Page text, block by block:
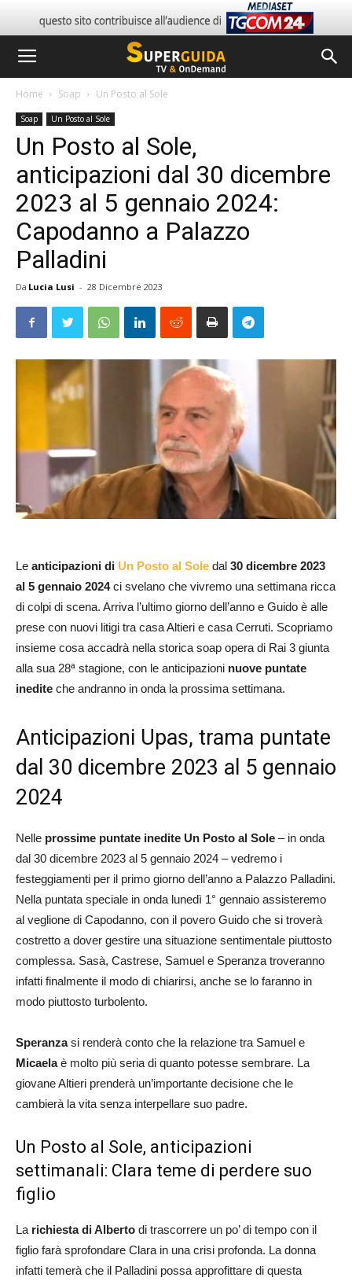
Home Soap Un Posto al Sole
Soap Un Posto al Sole
Un Posto al Sole,
anticipazioni dal 30 dicembre
2023 al 5 gennaio 2024:
Capodanno a Palazzo
Palladini
Da Lucia Lusi - 28 Dicembre 2023
Le anticipazioni di Un Posto al Sole dal 30 dicembre 2023
al 5 gennaio 2024ci svelano che vivremo una settimana ricca
di colpi di scena. Arriva l’ultimo giorno dell’anno e Guido è alle
prese con nuovi litigi tra casa Altieri e casa Cerruti. Scopriamo
insieme cosa accadrà nella storica soap opera di Rai 3 giunta
alla sua 28ª stagione, con le anticipazioni nuove puntate
inedite che andranno in onda la prossima settimana.
Anticipazioni Upas, trama puntate
dal 30 dicembre 2023 al 5 gennaio
2024
Nelle prossime puntate inedite Un Posto al Sole – in onda
dal 30 dicembre 2023 al 5 gennaio 2024 – vedremo i
festeggiamenti per il primo giorno dell’anno a Palazzo Palladini.
Nella puntata speciale in onda lunedì 1° gennaio assisteremo
al veglione di Capodanno, con il povero Guido che si troverà
costretto a dover gestire una situazione sentimentale piuttosto
complessa. Sasà, Castrese, Samuel e Speranza troveranno
infatti finalmente il modo di chiarirsi, anche se lo faranno in
modo piuttosto turbolento.
Speranzasi renderà conto che la relazione tra Samuel e
Micaelaè molto più seria di quanto potesse sembrare. La
giovane Altieri prenderà un’importante decisione che le
cambierà la vita senza interpellare suo padre.
Un Posto al Sole, anticipazioni
settimanali: Clara teme di perdere suo
figlio
La richiesta di Alberto di trascorrere un po’ di tempo con il
figlio farà sprofondare Clara in una crisi profonda. La donna
infatti temerà che il Palladini possa approfittare di questa